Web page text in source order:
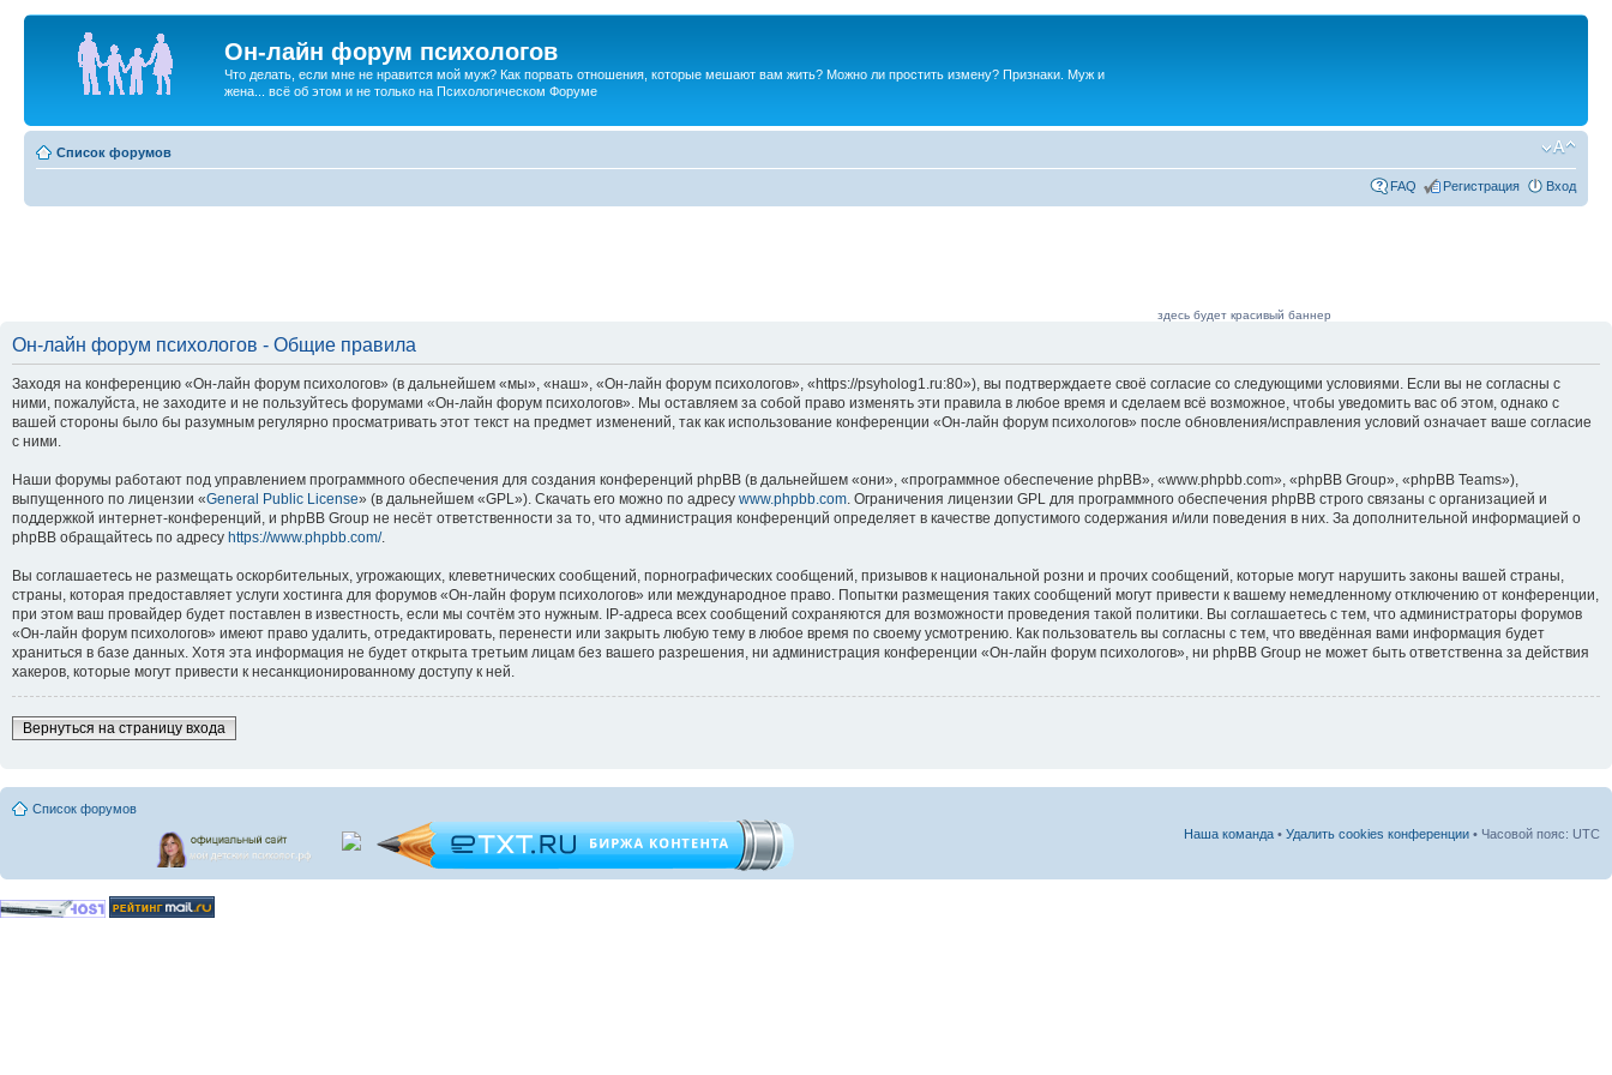
Он-лайн форум психологов
Что делать, если мне не нравится мой муж? Как порвать отношения, которые мешают вам жить? Можно ли простить измену? Признаки. Муж и
жена... всё об этом и не только на Психологическом Форуме
Список форумов
FAQ Регистрация Вход
здесь будет красивый баннер
Он-лайн форум психологов - Общие правила
Заходя на конференцию «Он-лайн форум психологов» (в дальнейшем «мы», «наш», «Он-лайн форум психологов», «https://psyholog1.ru:80»), вы подтверждаете своё согласие со следующими условиями. Если вы не согласны с
ними, пожалуйста, не заходите и не пользуйтесь форумами «Он-лайн форум психологов». Мы оставляем за собой право изменять эти правила в любое время и сделаем всё возможное, чтобы уведомить вас об этом, однако с
вашей стороны было бы разумным регулярно просматривать этот текст на предмет изменений, так как использование конференции «Он-лайн форум психологов» после обновления/исправления условий означает ваше согласие
с ними.
Наши форумы работают под управлением программного обеспечения для создания конференций phpBB (в дальнейшем «они», «программное обеспечение phpBB», «www.phpbb.com», «phpBB Group», «phpBB Teams»),
выпущенного по лицензии «General Public License» (в дальнейшем «GPL»). Скачать его можно по адресу www.phpbb.com . Ограничения лицензии GPL для программного обеспечения phpBB строго связаны с организацией и
поддержкой интернет-конференций, и phpBB Group не несёт ответственности за то, что администрация конференций определяет в качестве допустимого содержания и/или поведения в них. За дополнительной информацией о
phpBB обращайтесь по адресу https://www.phpbb.com/.
Вы соглашаетесь не размещать оскорбительных, угрожающих, клеветнических сообщений, порнографических сообщений, призывов к национальной розни и прочих сообщений, которые могут нарушить законы вашей страны,
страны, которая предоставляет услуги хостинга для форумов «Он-лайн форум психологов» или международное право. Попытки размещения таких сообщений могут привести к вашему немедленному отключению от конференции,
при этом ваш провайдер будет поставлен в известность, если мы сочтём это нужным. IP-адреса всех сообщений сохраняются для возможности проведения такой политики. Вы соглашаетесь с тем, что администраторы форумов
«Он-лайн форум психологов» имеют право удалить, отредактировать, перенести или закрыть любую тему в любое время по своему усмотрению. Как пользователь вы согласны с тем, что введённая вами информация будет
храниться в базе данных. Хотя эта информация не будет открыта третьим лицам без вашего разрешения, ни администрация конференции «Он-лайн форум психологов», ни phpBB Group не может быть ответственна за действия
хакеров, которые могут привести к несанкционированному доступу к ней.
Вернуться на страницу входа
Список форумов
Наша команда • Удалить cookies конференции • Часовой пояс: UTC